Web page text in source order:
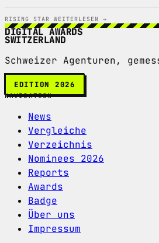
RISING STAR WEITERLESEN →
DIGITAL AWARDS
SWITZERLAND
Schweizer Agenturen,
EDITION 2026
NAVIGATION
News
Vergleiche
Verzeichnis
Nominees 2026
Reports
Awards
Badge
Über uns
Impressum